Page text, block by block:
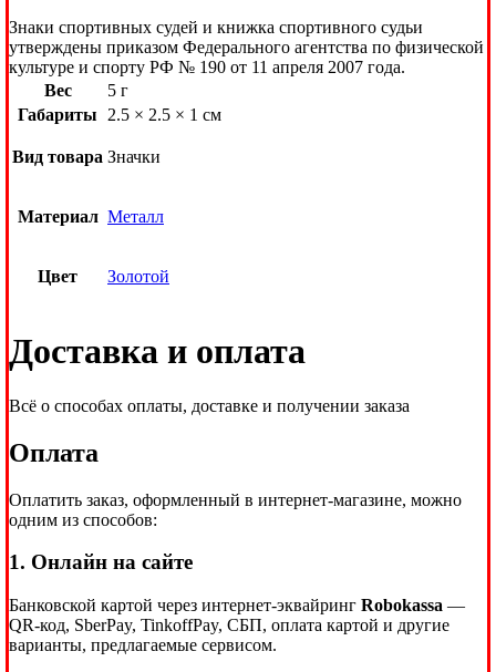
Знаки спортивных судей и книжка спортивного судьи
утверждены приказом Федерального агентства по физической
культуре и спорту РФ № 190 от 11 апреля 2007 года.
Вес
5 г
Габариты
2.5 × 2.5 × 1 см
Вид товара Значки
Материал Металл
Цвет Золотой
Доставка и оплата
Всё о способах оплаты, доставке и получении заказа
Оплата
Оплатить заказ, оформленный в интернет-магазине, можно
одним из способов:
1. Онлайн на сайте
Банковской картой через интернет-эквайринг Robokassa —
QR-код, SberPay, TinkoffPay, СБП, оплата картой и другие
варианты, предлагаемые сервисом.